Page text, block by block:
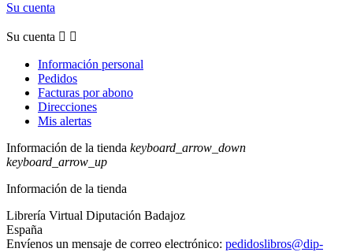
Su cuenta
Su cuenta  
Información personal
Pedidos
Facturas por abono
Direcciones
Mis alertas
Información de la tienda keyboard_arrow_down
keyboard_arrow_up
Información de la tienda
Librería Virtual Diputación Badajoz
España
Envíenos un mensaje de correo electrónico: pedidoslibros@dip-